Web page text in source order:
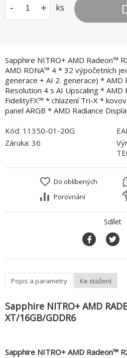
Sapphire NITRO+ AMD Radeon™
AMD RDNA™ 4 * 32 výpočetních
generace + AI 2. generace) * AMD
Resolution 4 s AI Upscaling * AMD
FidelityFX™ * chlazení Tri-X *
panel ARGB * AMD Radiance
- + ks
Kód: 11350-01-20G
Záruka: 36
Do oblíbených
Porovnání
Sdílet
Popis a parametry Ke stažení
Sapphire NITRO+ AMD
XT/16GB/GDDR6
Sapphire NITRO+ AMD Radeon™